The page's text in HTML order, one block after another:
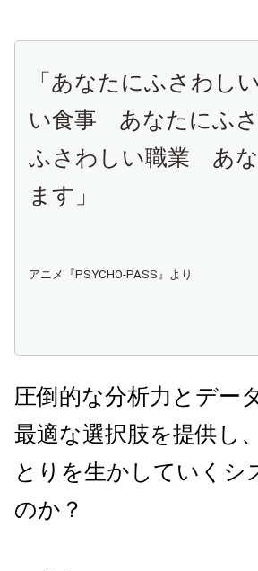
「あなたにふさわ
い食事 あなたにふ
ふさわしい職業 あ
ます」
アニメ『PSYCHO-PASS』より
圧倒的な分析力とデー
最適な選択肢を提供し
とりを生かしていく
のか？